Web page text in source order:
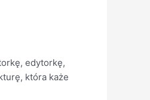
edytorkę,
która każe